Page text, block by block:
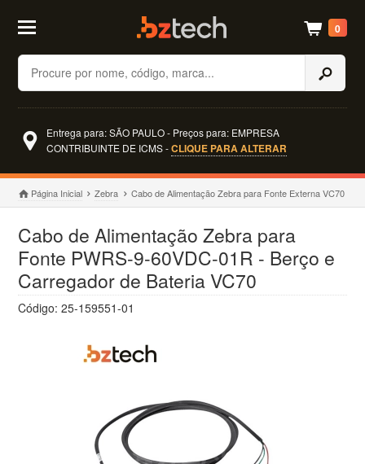
Buscar
0
Entrega para: SÃO PAULO - Preços para: EMPRESA
CONTRIBUINTE DE ICMS -CLIQUE PARA ALTERAR
Página Inicial Zebra Cabo de Alimentação Zebra para Fonte Externa VC70
Cabo de Alimentação Zebra para
Fonte PWRS-9-60VDC-01R - Berço e
Carregador de Bateria VC70
Código: 25-159551-01